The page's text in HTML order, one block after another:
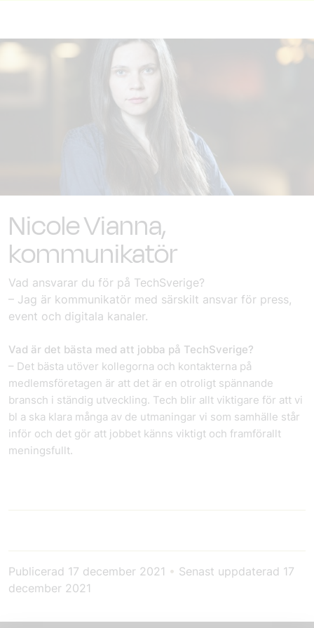
Nicole Vianna,
kommunikatör
Vad ansvarar du för på TechSverige?
– Jag är kommunikatör med särskilt ansvar för press,
event och digitala kanaler.
Vad är det bästa med att jobba på TechSverige?
– Det bästa utöver kollegorna och kontakterna på
medlemsföretagen är att det är en otroligt spännande
bransch i ständig utveckling. Tech blir allt viktigare för att vi
bl a ska klara många av de utmaningar vi som samhälle står
inför och det gör att jobbet känns viktigt och framförallt
meningsfullt.
Publicerad 17 december 2021 • Senast uppdaterad 17
december 2021